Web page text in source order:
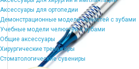
Аксессуары для ортопедии
Демонстрационные модели челюстей с зубами
Учебные модели челюстей с зубами
Общие аксессуары
Хирургические тренажеры
Стоматологические сувениры